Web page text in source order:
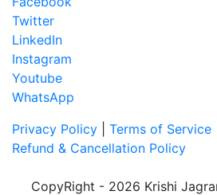
Twitter
LinkedIn
Instagram
Youtube
WhatsApp
Privacy Policy
Terms of Service
Refund & Cancellation Policy
CopyRight - 2026 Krishi